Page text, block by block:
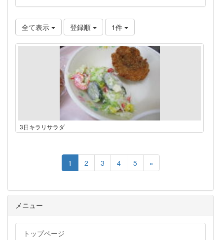
全て表示 登録順 1件
3日キラリサラダ
1 2 3 4 5 »
メニュー
トップページ